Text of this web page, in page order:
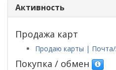
Активность
Продажа карт
Продаю карты |
Покупка / обмен